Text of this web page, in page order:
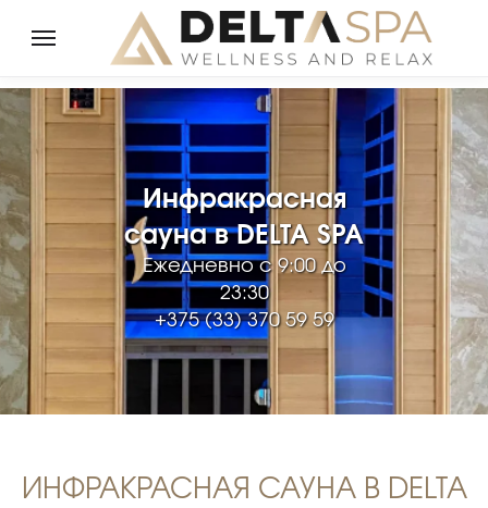
Инфракрасная
сауна в DELTA SPA
Ежедневно с 9:00 до
23:30
+375 (33) 370 59 59
ИНФРАКРАСНАЯ САУНА В DELTA